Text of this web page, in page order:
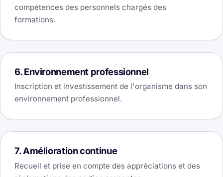
compétences des personnels chargés des
formations.
6. Environnement professionnel
Inscription et investissement de l'organisme dans son
environnement professionnel.
7. Amélioration continue
Recueil et prise en compte des appréciations et des